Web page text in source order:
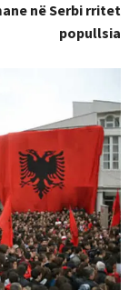
në Serbi rritet
popullsia